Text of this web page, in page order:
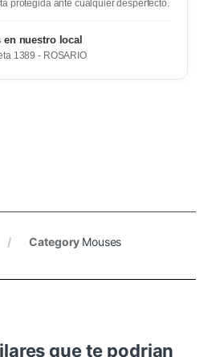
protegida ante cualquier desperfecto.
en nuestro local
1389 - ROSARIO
Category Mouses
que te podrian